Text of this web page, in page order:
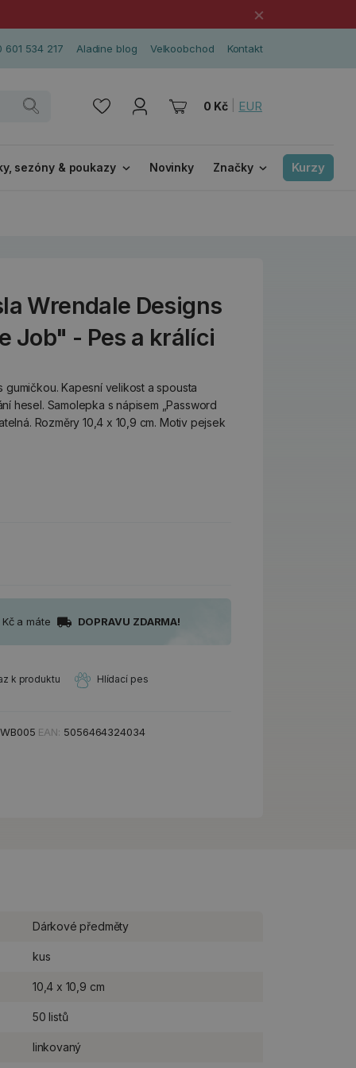
×
601 534 217 Aladine blog Velkoobchod Kontakt
0 Kč EUR
sezóny & poukazy Novinky Značky Kurzy
Wrendale Designs
Job" - Pes a králíci
Kapesní velikost a spousta
hesel. Samolepka s nápisem „Password
Rozměry 10,4 x 10,9 cm. Motiv pejsek
a máte DOPRAVU ZDARMA!
k produktu Hlídací pes
EAN: 5056464324034
Dárkové předměty
kus
10,4 x 10,9 cm
50 listů
linkovaný